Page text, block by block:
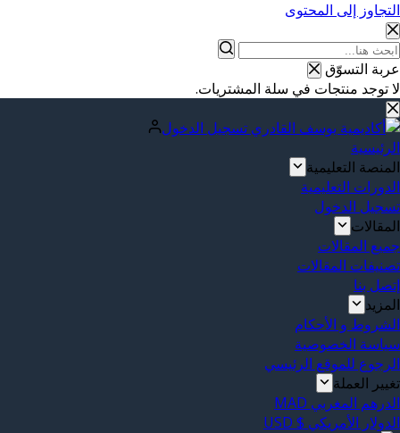
التجاوز إلى المحتوى
لا
توجد
نتائج
عربة التسوّق
لا توجد منتجات في سلة المشتريات.
تسجيل الدخول
الرئيسية
المنصة التعليمية
الدورات التعليمية
تسجيل الدخول
المقالات
جميع المقالات
تصنيفات المقالات
إتصل بنا
المزيد
الشروط و الأحكام
سياسة الخصوصية
الرجوع للموقع الرئيسي
تغيير العملة
الدرهم المغربي MAD
الدولار الأمريكي $ USD